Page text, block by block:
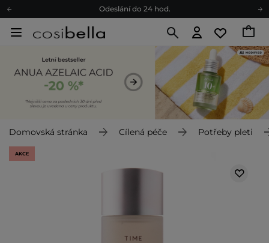
Darkové karty
Ekologické balení
Doporučovací Program
Odeslání do 24 hod.
Darkové karty
Domovská stránka Cílená péče Potřeby pleti
AKCE